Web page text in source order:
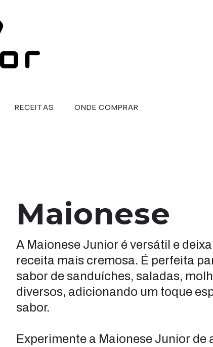
RECEITAS ONDE COMPRAR
Maionese
A Maionese Junior é versátil e
receita mais cremosa. É perfeita
sabor de sanduíches, saladas,
diversos, adicionando um toque
sabor.
Experimente a Maionese Junior de